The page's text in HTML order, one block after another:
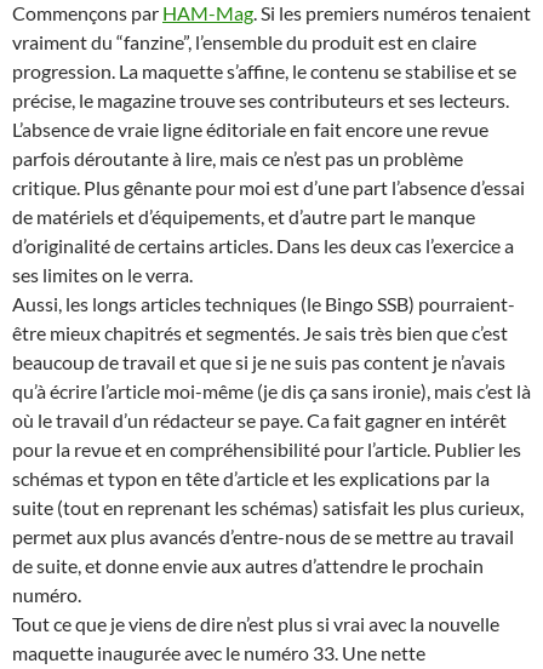
Commençons par HAM-Mag. Si les premiers numéros tenaient
vraiment du “fanzine”, l’ensemble du produit est en claire
progression. La maquette s’affine, le contenu se stabilise et se
précise, le magazine trouve ses contributeurs et ses lecteurs.
L’absence de vraie ligne éditoriale en fait encore une revue
parfois déroutante à lire, mais ce n’est pas un problème
critique. Plus gênante pour moi est d’une part l’absence d’essai
de matériels et d’équipements, et d’autre part le manque
d’originalité de certains articles. Dans les deux cas l’exercice a
ses limites on le verra.
Aussi, les longs articles techniques (le Bingo SSB) pourraient-
être mieux chapitrés et segmentés. Je sais très bien que c’est
beaucoup de travail et que si je ne suis pas content je n’avais
qu’à écrire l’article moi-même (je dis ça sans ironie), mais c’est là
où le travail d’un rédacteur se paye. Ca fait gagner en intérêt
pour la revue et en compréhensibilité pour l’article. Publier les
schémas et typon en tête d’article et les explications par la
suite (tout en reprenant les schémas) satisfait les plus curieux,
permet aux plus avancés d’entre-nous de se mettre au travail
de suite, et donne envie aux autres d’attendre le prochain
numéro.
Tout ce que je viens de dire n’est plus si vrai avec la nouvelle
maquette inaugurée avec le numéro 33. Une nette